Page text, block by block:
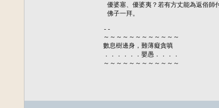
優婆塞、優婆夷？若有方丈能為返俗師
佛子一拜。
--
～～～～～～～～～～～～
數息樹邊身，難薄癡貪嗔
．．．．．．嬰愚．．．．
～～～～～～～～～～～～